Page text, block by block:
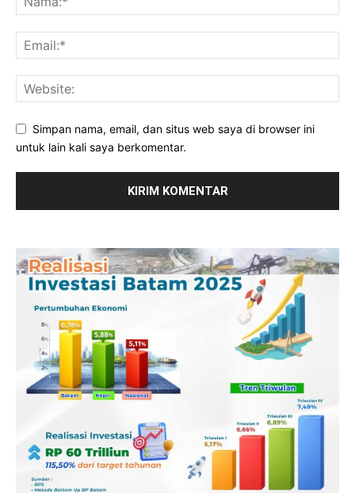
Simpan nama, email, dan situs web saya di browser ini
untuk lain kali saya berkomentar.